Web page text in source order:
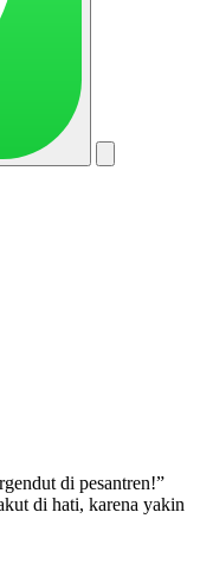
di pesantren!”
di hati, karena yakin